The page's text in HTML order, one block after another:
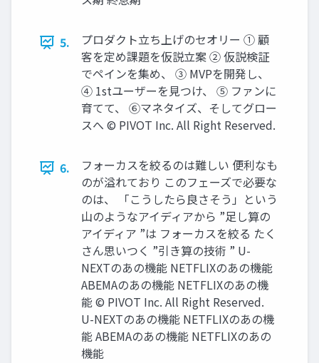
5.
プロダクト立ち上げのセオリー ① 顧
客を定め課題を仮説立案 ② 仮説検証
でペインを集め、 ③ MVPを開発し、
④ 1stユーザーを見つけ、 ⑤ ファンに
育てて、 ⑥マネタイズ、そしてグロー
スへ © PIVOT Inc. All Right Reserved.
6.
フォーカスを絞るのは難しい 便利なも
のが溢れており このフェーズで必要な
のは、 「こうしたら良さそう」という
山のようなアイディアから ”足し算の
アイディア ”は フォーカスを絞る たく
さん思いつく ”引き算の技術 ” U-
NEXTのあの機能 NETFLIXのあの機能
ABEMAのあの機能 NETFLIXのあの機
能 © PIVOT Inc. All Right Reserved.
U-NEXTのあの機能 NETFLIXのあの機
能 ABEMAのあの機能 NETFLIXのあの
機能